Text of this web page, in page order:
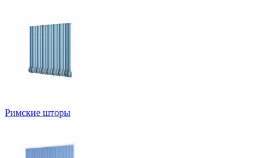
Римские шторы